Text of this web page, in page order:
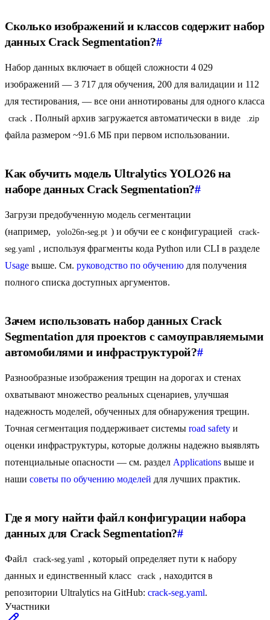
Сколько изображений и классов содержит набор
данных Crack Segmentation?#
Набор данных включает в общей сложности 4 029
изображений — 3 717 для обучения, 200 для валидации и 112
для тестирования, — все они аннотированы для одного класса
crack . Полный архив загружается автоматически в виде .zip
файла размером ~91.6 МБ при первом использовании.
Как обучить модель Ultralytics YOLO26 на
наборе данных Crack Segmentation?#
Загрузи предобученную модель сегментации
(например,
yolo26n-seg.pt ) и обучи ее с конфигурацией
crack-
seg.yaml , используя фрагменты кода Python или CLI в разделе
Usage выше. См. руководство по обучению для получения
полного списка доступных аргументов.
Зачем использовать набор данных Crack
Segmentation для проектов с самоуправляемыми
автомобилями и инфраструктурой?#
Разнообразные изображения трещин на дорогах и стенах
охватывают множество реальных сценариев, улучшая
надежность моделей, обученных для обнаружения трещин.
Точная сегментация поддерживает системы road safety и
оценки инфраструктуры, которые должны надежно выявлять
потенциальные опасности — см. раздел Applications выше и
наши советы по обучению моделей для лучших практик.
Где я могу найти файл конфигурации набора
данных для Crack Segmentation?#
Файл crack-seg.yaml , который определяет пути к набору
данных и единственный класс
crack , находится в
репозитории Ultralytics на GitHub: crack-seg.yaml.
Участники